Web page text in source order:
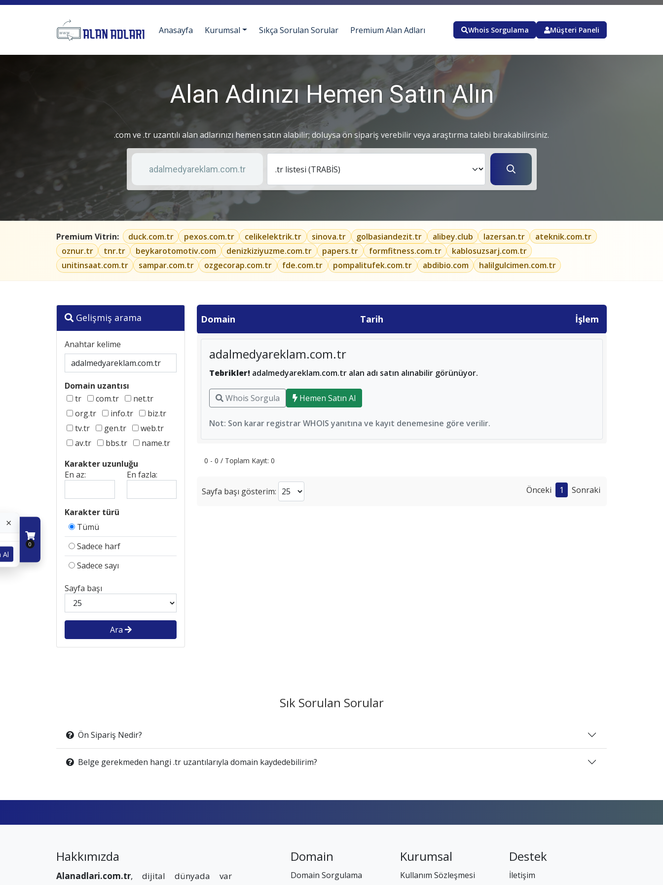
Anasayfa Kurumsal Sıkça Sorulan Sorular Premium Alan Adları Whois Sorgulama Müşteri Paneli
Alan Adınızı Hemen Satın Alın
.com ve .tr uzantılı alan adlarınızı hemen satın alabilir; doluysa ön sipariş verebilir veya araştırma talebi bırakabilirsiniz.
Anahtar kelime
Liste türü
Premium Vitrin: duck.com.tr pexos.com.tr celikelektrik.tr sinova.tr golbasiandezit.tr alibey.club lazersan.tr
ateknik.com.tr
oznur.tr
tnr.tr beykarotomotiv.com denizkiziyuzme.com.tr papers.tr formfitness.com.tr
kablosuzsarj.com.tr
unitinsaat.com.tr
sampar.com.tr ozgecorap.com.tr fde.com.tr pompalitufek.com.tr abdibio.com halilgulcimen.com.tr
Gelişmiş arama
Anahtar kelime
Domain uzantısı
tr
com.tr
net.tr
org.tr
info.tr
biz.tr
tv.tr
gen.tr
web.tr
av.tr
bbs.tr
name.tr
Karakter uzunluğu
En az:
En fazla:
Karakter türü
Tümü
Sadece harf
Sadece sayı
Sayfa başı
Ara
Domain Tarih İşlem
adalmedyareklam.com.tr
Tebrikler! adalmedyareklam.com.tr alan adı satın alınabilir görünüyor.
Whois Sorgula Hemen Satın Al
Not: Son karar registrar WHOIS yanıtına ve kayıt denemesine göre verilir.
0 - 0 / Toplam Kayıt: 0
Sayfa başı gösterim: Önceki 1 Sonraki
Sık Sorulan Sorular
Ön Sipariş Nedir?
Belge gerekmeden hangi .tr uzantılarıyla domain kaydedebilirim?
Hakkımızda
Alanadlari.com.tr, dijital dünyada var
Domain
Domain Sorgulama
Kurumsal
Kullanım Sözleşmesi
Destek
İletişim
0
×
Al